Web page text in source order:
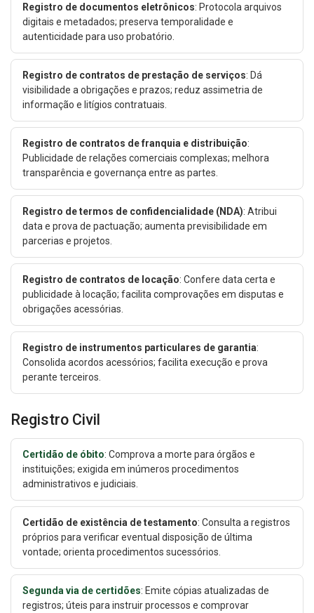
Registro de documentos eletrônicos: Protocola arquivos
digitais e metadados; preserva temporalidade e
autenticidade para uso probatório.
Registro de contratos de prestação de serviços: Dá
visibilidade a obrigações e prazos; reduz assimetria de
informação e litígios contratuais.
Registro de contratos de franquia e distribuição:
Publicidade de relações comerciais complexas; melhora
transparência e governança entre as partes.
Registro de termos de confidencialidade (NDA): Atribui
data e prova de pactuação; aumenta previsibilidade em
parcerias e projetos.
Registro de contratos de locação: Confere data certa e
publicidade à locação; facilita comprovações em disputas e
obrigações acessórias.
Registro de instrumentos particulares de garantia:
Consolida acordos acessórios; facilita execução e prova
perante terceiros.
Registro Civil
Certidão de óbito: Comprova a morte para órgãos e
instituições; exigida em inúmeros procedimentos
administrativos e judiciais.
Certidão de existência de testamento: Consulta a registros
próprios para verificar eventual disposição de última
vontade; orienta procedimentos sucessórios.
Segunda via de certidões: Emite cópias atualizadas de
registros; úteis para instruir processos e comprovar